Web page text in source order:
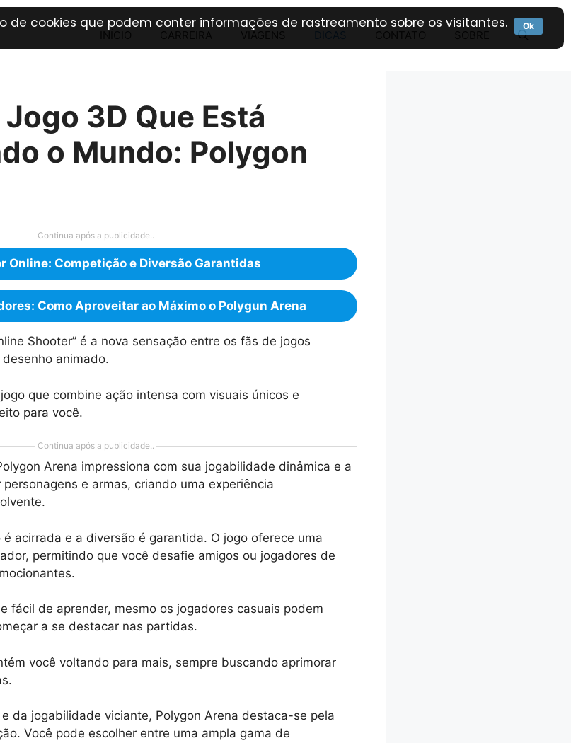
INÍCIO VIAGENS
3D Que Está
o Mundo: Polygon
Continua após a publicidade..
Online: Competição e Diversão Garantidas
Como Aproveitar ao Máximo o Polygun Arena
Shooter” é a nova sensação entre os fãs de jogos
animado.
que combine ação intensa com visuais únicos e
para você.
Continua após a publicidade..
Arena impressiona com sua jogabilidade dinâmica e a
e armas, criando uma experiência
é acirrada e a diversão é garantida. O jogo oferece uma
permitindo que você desafie amigos ou jogadores de
fácil de aprender, mesmo os jogadores casuais podem
a se destacar nas partidas.
você voltando para mais, sempre buscando aprimorar
da jogabilidade viciante, Polygon Arena destaca-se pela
Você pode escolher entre uma ampla gama de
de cookies que podem conter informações de rastreamento sobre os visitantes. Ok